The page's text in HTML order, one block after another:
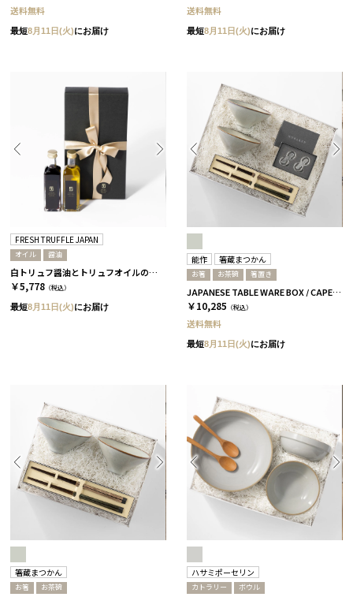
送料無料
最短8月11日(火)にお届け
送料無料
最短8月11日(火)にお届け
FRESH TRUFFLE JAPAN
オイル 醤油
白トリュフ醤油とトリュフオイルのセット［FRESH TRUFFLE JAPAN］
￥5,778 （税込）
最短8月11日(火)にお届け
能作 箸蔵まつかん
お箸 お茶碗 箸置き
JAPANESE TABLE WARE BOX / CAPE / 茶碗+箸置き+箸 / 浅葱＆桜
￥10,285 （税込）
送料無料
最短8月11日(火)にお届け
箸蔵まつかん
お箸 お茶碗
ハサミポーセリン
カトラリー ボウル